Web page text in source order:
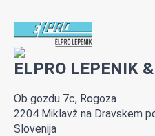
ELPRO LEPENIK
Ob gozdu 7c, Rogoza
2204 Miklavž na Dravskem
Slovenija